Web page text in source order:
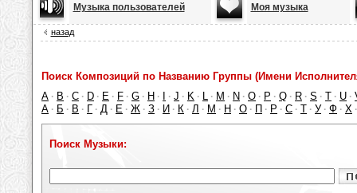
Музыка пользователей Моя музыка
назад
Поиск Композиций по Названию Группы (Имени
A · B · C · D · E · F · G · H · · J · K · L · M · N · O · P · Q · R · S · T · U ·
А · Б · В · Г · Д · Е · Ж · З · И · К · Л · М · Н · О · П · Р · С · Т · У · Ф · Х
Поиск Музыки: